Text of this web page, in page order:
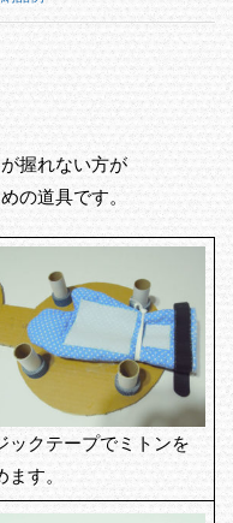
握れない方が
の道具です。
ックテープでミトンを
ます。